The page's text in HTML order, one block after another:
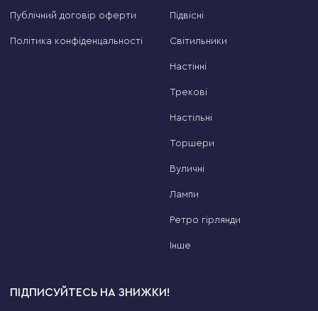
Публічний договір оферти
Політика конфіденцальності
Підвісні
Світильники
Настінні
Трекові
Настільні
Торшери
Вуличні
Лампи
Ретро гірлянди
Інше
ПІДПИСУЙТЕСЬ НА ЗНИЖКИ!